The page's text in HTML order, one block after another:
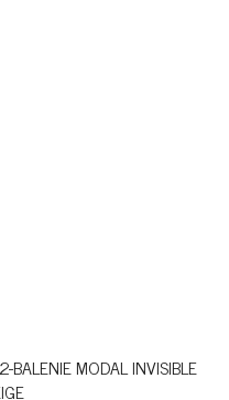
BALENIE MODAL INVISIBLE